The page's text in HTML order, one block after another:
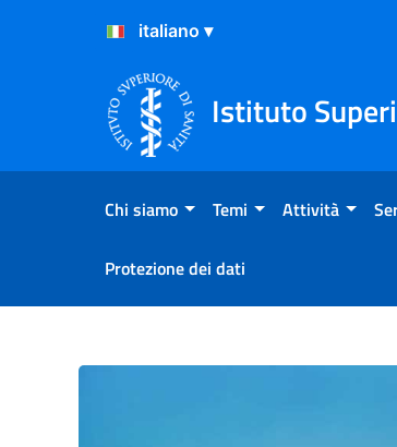
Salta al Contenuto
Salta al Footer
Istituto
Chi siamo Temi Attività
Protezione dei dati
Parrucchieri ed